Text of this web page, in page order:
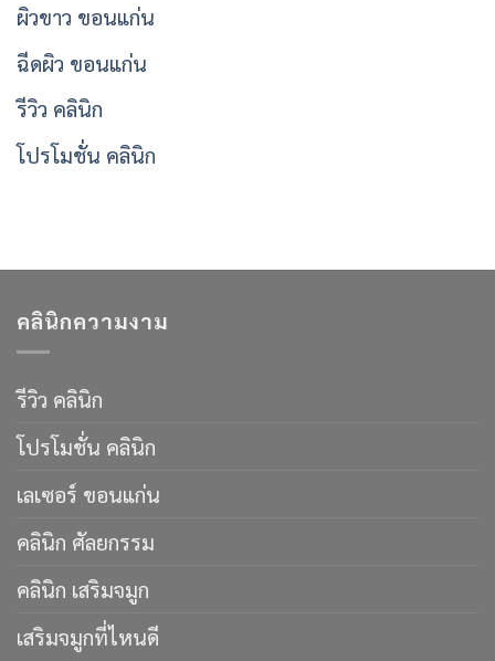
ผิวขาว ขอนแก่น
ฉีดผิว ขอนแก่น
รีวิว คลินิก
โปรโมชั่น คลินิก
คลินิกความงาม
รีวิว คลินิก
โปรโมชั่น คลินิก
เลเซอร์ ขอนแก่น
คลินิก ศัลยกรรม
คลินิก เสริมจมูก
เสริมจมูกที่ไหนดี